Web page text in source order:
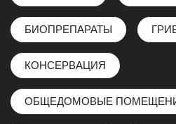
БИОПРЕПАРАТЫ
КОНСЕРВАЦИЯ
ОБЩЕДОМОВЫЕ